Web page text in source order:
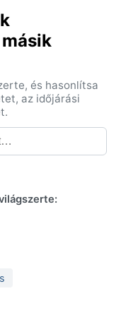
(Dfb)
telek és
jellemeznek.
A nyarak
de gyakoriak
egész évben
600-700 mm
javasolt:
nyáron könnyű
a késő tavaszi
kevesebb,
időjárási
tavaszi
ki,
A
és hasonlítsa
az időjárási